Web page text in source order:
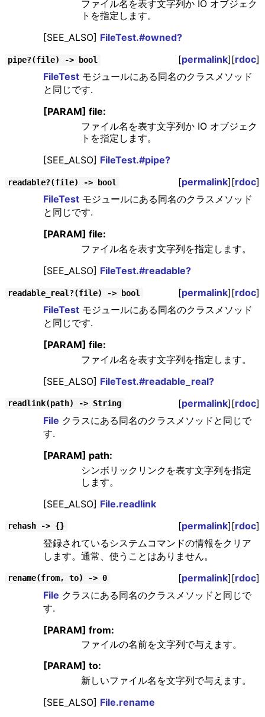
ファイル名を表す文字列か IO オブジェク
トを指定します。
[SEE_ALSO] FileTest.#owned?
pipe?(file) -> bool [permalink][rdoc]
FileTestモジュールにある同名のクラスメソッド
と同じです.
[PARAM] file:
ファイル名を表す文字列か IO オブジェク
トを指定します。
[SEE_ALSO] FileTest.#pipe?
readable?(file) -> bool [permalink][rdoc]
FileTestモジュールにある同名のクラスメソッド
と同じです.
[PARAM] file:
ファイル名を表す文字列を指定します。
[SEE_ALSO] FileTest.#readable?
readable_real?(file) -> bool [permalink][rdoc]
FileTestモジュールにある同名のクラスメソッド
と同じです.
[PARAM] file:
ファイル名を表す文字列を指定します。
[SEE_ALSO] FileTest.#readable_real?
readlink(path) -> String [permalink][rdoc]
File クラスにある同名のクラスメソッドと同じで
す.
[PARAM] path:
シンボリックリンクを表す文字列を指定
します。
[SEE_ALSO] File.readlink
rehash -> {} [permalink][rdoc]
登録されているシステムコマンドの情報をクリア
します。通常、使うことはありません。
rename(from, to) -> 0 [permalink][rdoc]
File クラスにある同名のクラスメソッドと同じで
す.
[PARAM] from:
ファイルの名前を文字列で与えます。
[PARAM] to:
新しいファイル名を文字列で与えます。
[SEE_ALSO] File.rename